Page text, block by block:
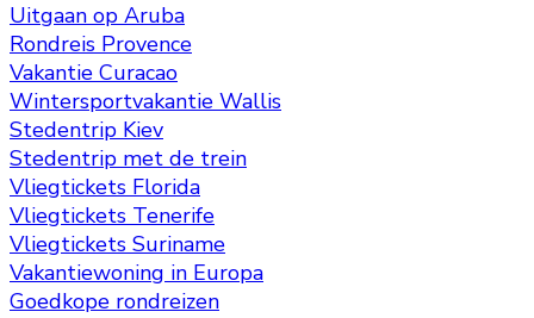
Uitgaan op Aruba
Rondreis Provence
Vakantie Curacao
Wintersportvakantie Wallis
Stedentrip Kiev
Stedentrip met de trein
Vliegtickets Florida
Vliegtickets Tenerife
Vliegtickets Suriname
Vakantiewoning in Europa
Goedkope rondreizen